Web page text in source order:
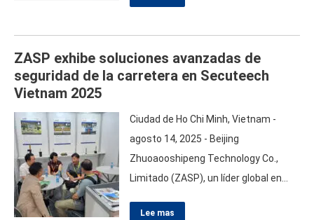
los carriles, Bloquear áreas
restringidas, o proporcionar
seguridad temporal durante los
que los vehículos salgan de la
carretera y minimicen los impactos
del choque, Las barreras de la
carretera juegan un papel
ZASP exhibe soluciones avanzadas de
seguridad de la carretera en Secuteech
Vietnam 2025
Ciudad de Ho Chi Minh, Vietnam -
agosto 14, 2025 - Beijing
Zhuoaooshipeng Technology Co.,
Limitado (ZASP), un líder global en
hostiles y de seguridad en la
Lee mas